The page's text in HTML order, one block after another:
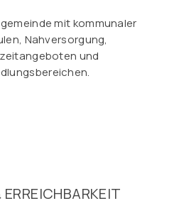
mit kommunaler
Nahversorgung,
und